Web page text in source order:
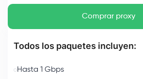
Comprar proxy
Todos los paquetes incluyen:
Hasta 1 Gbps